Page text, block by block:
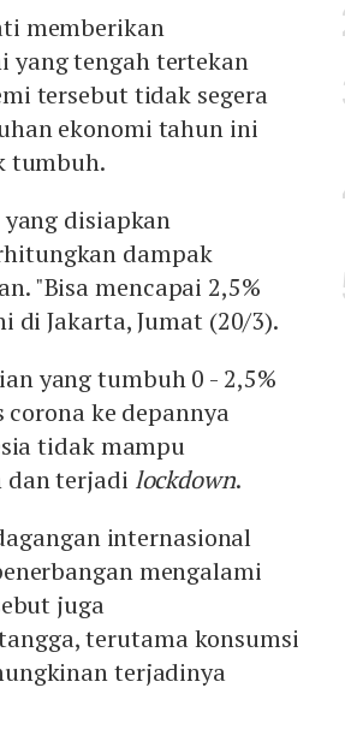
memberikan
tengah tertekan
tersebut tidak segera
ekonomi tahun ini
tumbuh.
disiapkan
dampak
"Bisa mencapai 2,5%
di Jakarta, Jumat (20/3).
yang tumbuh 0 - 2,5%
ke depannya
tidak mampu
dan terjadi lockdown.
internasional
mengalami
juga
terutama konsumsi
terjadinya